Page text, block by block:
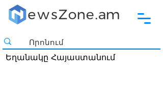
Եղանակը Հայաստանում